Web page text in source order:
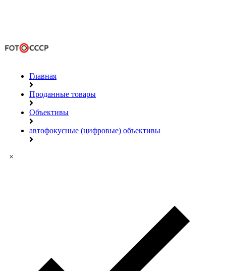
Главная
Проданные товары
Объективы
автофокусные (цифровые) объективы
×